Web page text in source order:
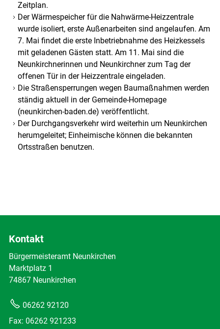
Zeitplan.
Der Wärmespeicher für die Nahwärme-Heizzentrale
wurde isoliert, erste Außenarbeiten sind angelaufen. Am
7. Mai findet die erste Inbetriebnahme des Heizkessels
mit geladenen Gästen statt. Am 11. Mai sind die
Neunkirchnerinnen und Neunkirchner zum Tag der
offenen Tür in der Heizzentrale eingeladen.
Die Straßensperrungen wegen Baumaßnahmen werden
ständig aktuell in der Gemeinde-Homepage
(neunkirchen-baden.de) veröffentlicht.
Der Durchgangsverkehr wird weiterhin um Neunkirchen
herumgeleitet; Einheimische können die bekannten
Ortsstraßen benutzen.
Kontakt
Bürgermeisteramt Neunkirchen
Marktplatz 1
74867 Neunkirchen
06262 92120
Fax: 06262 921233